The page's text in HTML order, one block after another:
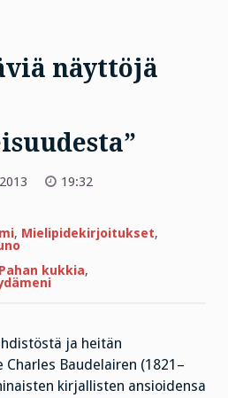
näyttöjä
19:32
, Mielipidekirjoitukset,
Pahan kukkia,
ja heitän
Baudelairen (1821–
kirjallisten ansioidensa